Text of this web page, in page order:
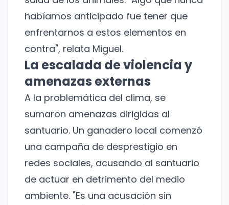
habíamos anticipado fue tener que
enfrentarnos a estos elementos en
contra", relata Miguel.
La escalada de violencia y
amenazas externas
A la problemática del clima, se
sumaron amenazas dirigidas al
santuario. Un ganadero local comenzó
una campaña de desprestigio en
redes sociales, acusando al santuario
de actuar en detrimento del medio
ambiente. "Es una acusación sin